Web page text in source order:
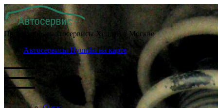
Проверенные автосервисы Хендай в Москве
Автосервисы Hyundai на карте